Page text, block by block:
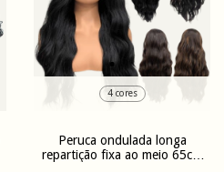
4 cores
Peruca ondulada longa
repartição fixa ao meio 65cm